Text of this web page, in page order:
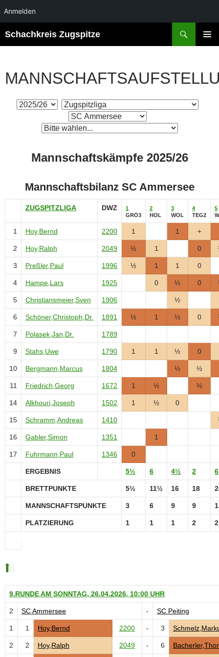
Anmelden
Schachkreis Zugspitze
Mannschaftskämpfe 2025/26
Mannschaftsbilanz SC Ammersee
ZUGSPITZLIGA DWZ
1
GRÖ3
2
HOL
3
WOL
4
TEG2
5
1 Hoy,Bernd 2200 1 1 +
2 Hoy,Ralph 2049 ½ 1 0
3 Preßler,Paul 1996 ½ 1 1 0
4 Hampe,Lars 1925 0 ½ 0
5 Christiansmeier,Sven 1906 ½
6 Schöner,Christoph,Dr. 1891 ½ 1 ½ 0
7 Polasek,Jan,Dr. 1789
9 Stahs,Uwe 1790 1 1 ½ 0
10 Bergmann,Marcus 1804 ½ ½
11 Friedrich,Georg 1672 1 ½ ½
14 Alkhouri,Joseph 1502 1 ½ 0
15 Schramm,Andreas 1410
16 Gabler,Simon 1351 1
17 Fuhrmann,Paul 1346 0
ERGEBNIS 5½ 6 4½ 2 6
BRETTPUNKTE 5½ 11½ 16 18
MANNSCHAFTSPUNKTE 3 6 9 9
PLATZIERUNG 1 1 1 2 2
9.RUNDE AM SONNTAG, 26.04.2026, 10:00 UHR
2 SC Ammersee - SC Peiting
1 1 Hoy,Bernd 2200 - 3
2 2 Hoy,Ralph 2049 - 6